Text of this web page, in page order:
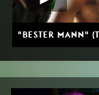
"BESTER MANN"